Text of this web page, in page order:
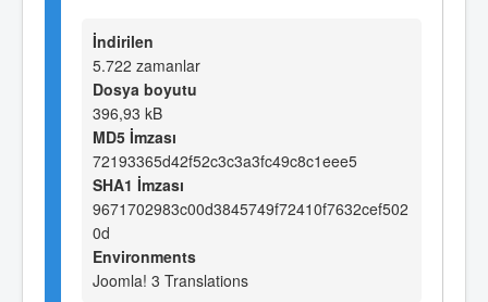
İndirilen
5.722 zamanlar
Dosya boyutu
396,93 kB
MD5 İmzası
72193365d42f52c3c3a3fc49c8c1eee5
SHA1 İmzası
9671702983c00d3845749f72410f7632cef502
0d
Environments
Joomla! 3 Translations